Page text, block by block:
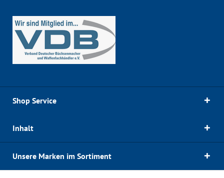
Shop Service
Inhalt
Unsere Marken im Sortiment